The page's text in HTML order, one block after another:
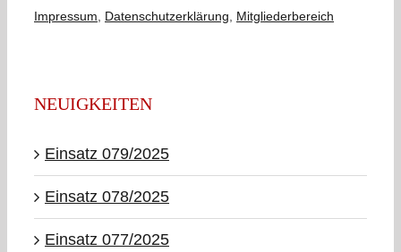
Impressum
Datenschutzerklärung Mitgliederbereich
NEUIGKEITEN
Einsatz 079/2025
Einsatz 078/2025
Einsatz 077/2025